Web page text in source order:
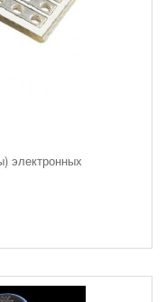
электронных